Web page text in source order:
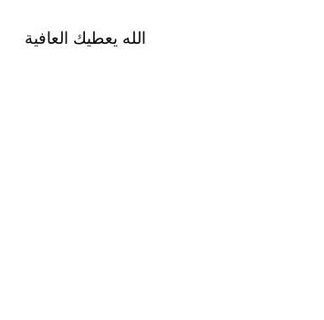
الله يعطيك العافية